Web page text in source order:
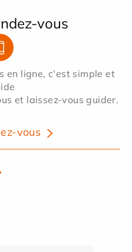
vous
en ligne, c'est simple et
et laissez-vous guider.
vous